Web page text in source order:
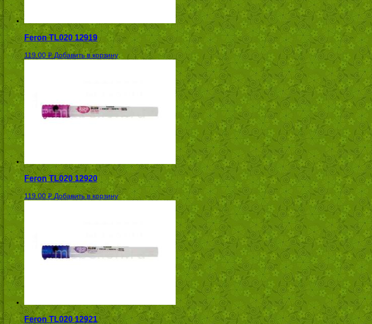
Feron TL020 12919
119.00 Р Добавить в корзину
Feron TL020 12920
119.00Р Добавить в корзину
Feron TL020 12921